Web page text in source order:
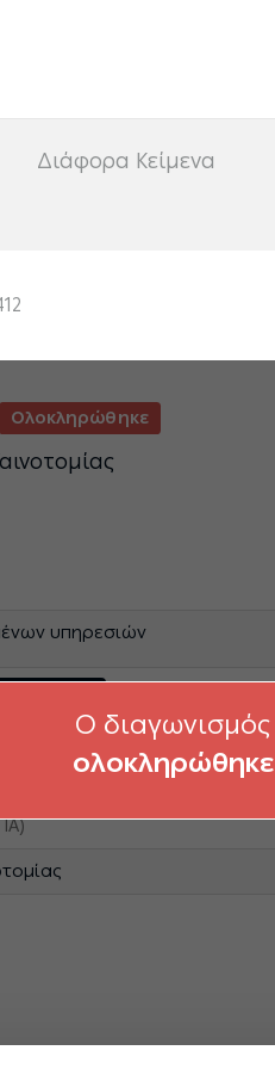
Διάφορα Κείμενα
Ολοκληρώθηκε
υπηρεσιών
O διαγωνισμός
ολοκληρώθηκε